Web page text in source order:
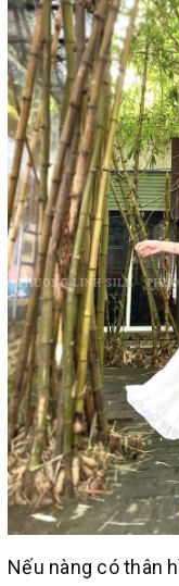
Nếu nàng có thân